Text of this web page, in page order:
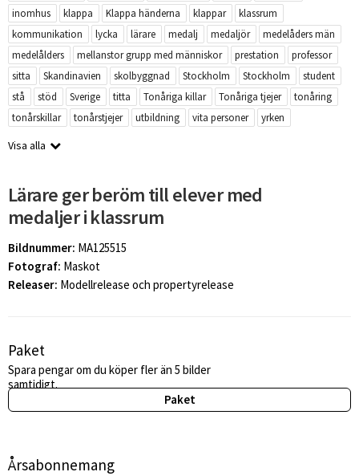
inomhus
klappa Klappa händerna klappar
klassrum
kommunikation
lycka lärare medalj medaljör
medelåders män
medelålders
mellanstor grupp med människor prestation
professor
sitta
Skandinavien skolbyggnad Stockholm Stockholm
student
stå
stöd Sverige titta Tonåriga killar Tonåriga tjejer
tonåring
tonårskillar
tonårstjejer utbildning vita personer yrken
Visa alla
Lärare ger beröm till elever med
medaljer i klassrum
Bildnummer: MA125515
Fotograf: Maskot
Releaser: Modellrelease och propertyrelease
Paket
Spara pengar om du köper fler än 5 bilder
samtidigt.
Paket
Årsabonnemang